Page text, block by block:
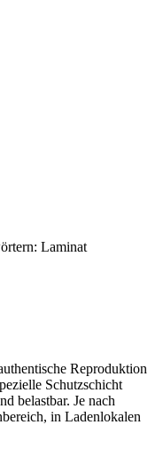
Laminat
Reproduktion
Schutzschicht
belastbar. Je nach
in Ladenlokalen